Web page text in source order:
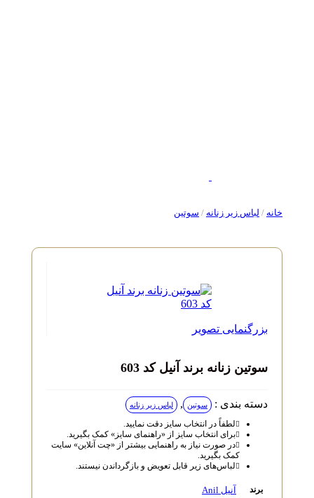
لباس زیر زنانه / سوتین
بزرگنمایی تصویر
سوتین زنانه برند آنیل کد 603
دسته بندی : سوتین , لباس زیر زنانه
لطفاً در انتخاب سایز دقت نمایید.
برای انتخاب سایز از «راهنمای سایز» کمک بگیرید.
در صورت نیاز به راهنمایی بیشتر از «چت آنلاین» سایت
کمک بگیرید.
لباس‌های زیر قابل تعویض و بازگرداندن نیستند.
آنیل Anil